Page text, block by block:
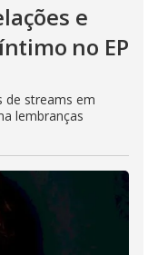
e
no EP
de streams em
lembranças